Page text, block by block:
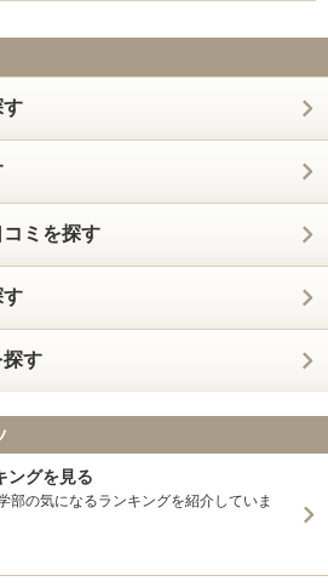
す
ミを探す
す
す
ングを見る
部の気になるランキングを紹介していま